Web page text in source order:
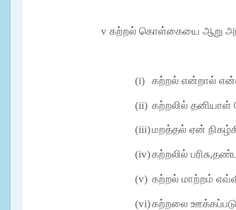
v கற்றல் கொள்கையை ஆறு
(i) கற்றல் என்றால்
(ii) கற்றலில் தனியாள்
(iii)மறத்தல் ஏன்
(iv)கற்றலில்
(v) கற்றல் மாற்றம்
(vi)கற்றலை